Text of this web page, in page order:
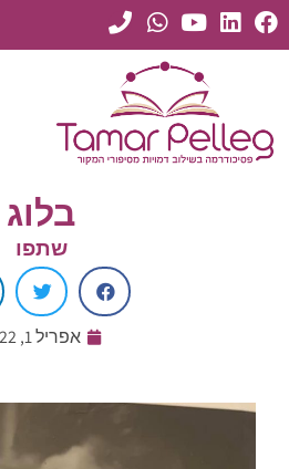
בלוג
שתפו
אפריל 1, 2022